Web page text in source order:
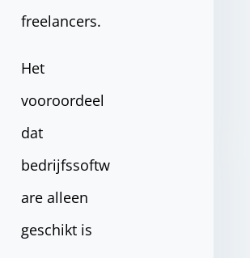
freelancers.
Het
vooroordeel
dat
bedrijfssoftw
are alleen
geschikt is